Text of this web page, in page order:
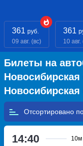
361 руб.
09 авг. (вс)
361
10
Билеты на
Новосибирская
Отсортировано
14:40 10м